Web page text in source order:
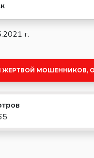
г.
ЖЕРТВОЙ МОШЕННИКОВ,